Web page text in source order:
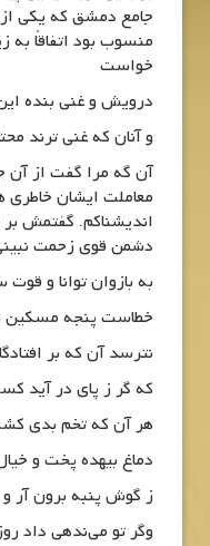
جامع دمشق که یکی
منسوب بود اتفاقاً به
خواست
درویش و غنی بنده
و آنان که غنی ترند
آن گه مرا گفت از
معاملت ایشان
اندیشناکم. گفتمش
دشمن قوی زحمت
به بازوان توانا و
خطاست پنجه مسکین
نترسد آن که بر
که گر ز پای در آید
هر آن که تخم بدی
دماغ بیهده پخت و
ز گوش پنبه برون آر
وگر تو می‌ندهی داد